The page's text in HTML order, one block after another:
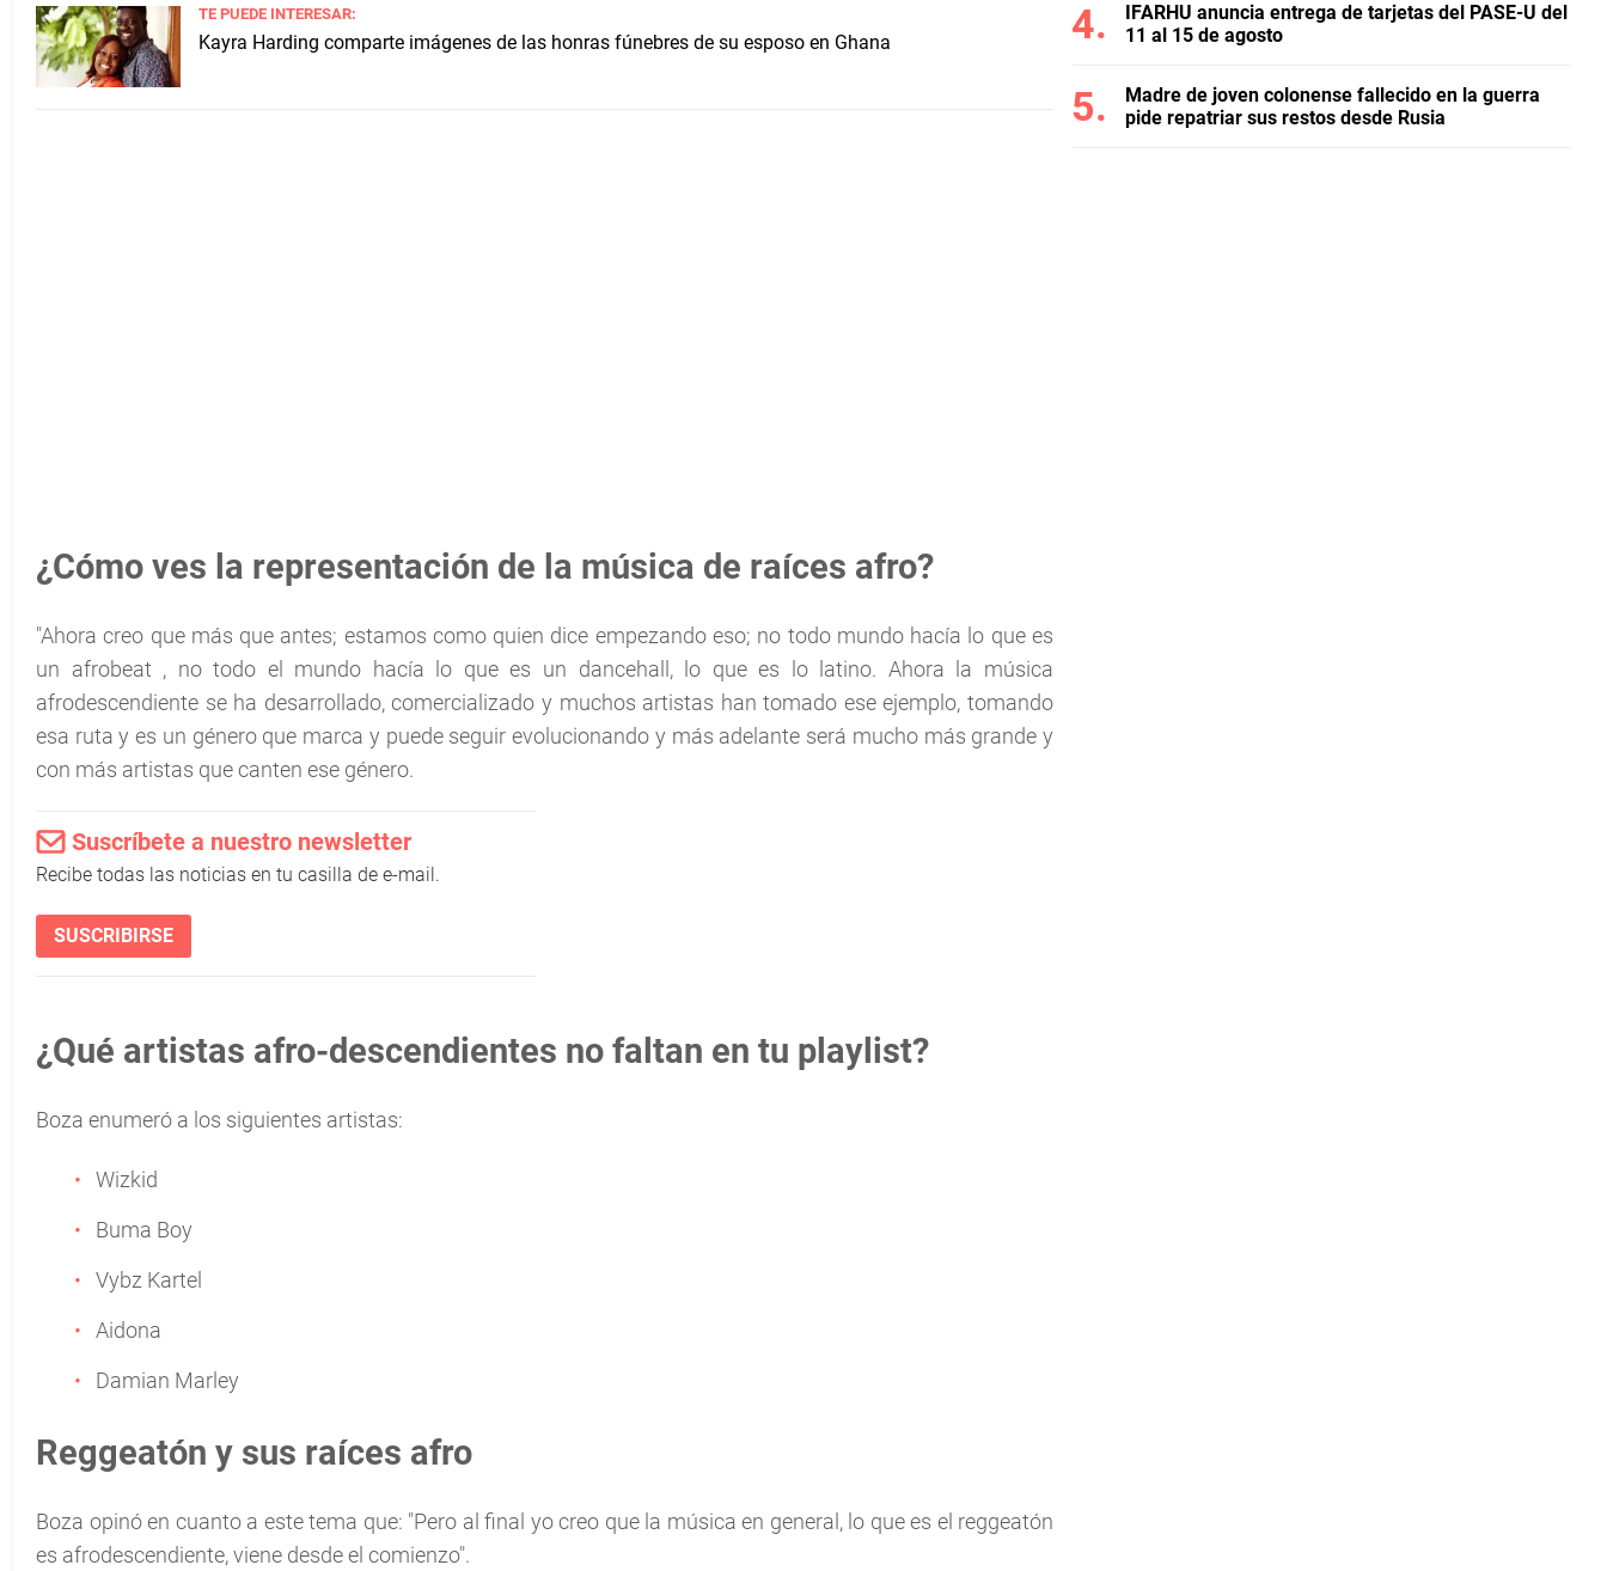
TE PUEDE INTERESAR:
Kayra Harding comparte imágenes de las honras fúnebres de su esposo en Ghana
¿Cómo ves la representación de la música de raíces afro?
"Ahora creo que más que antes; estamos como quien dice empezando eso; no todo mundo hacía lo que es
un afrobeat , no todo el mundo hacía lo que es un dancehall, lo que es lo latino. Ahora la música
afrodescendiente se ha desarrollado, comercializado y muchos artistas han tomado ese ejemplo, tomando
esa ruta y es un género que marca y puede seguir evolucionando y más adelante será mucho más grande y
con más artistas que canten ese género.
Suscríbete a nuestro newsletter
Recibe todas las noticias en tu casilla de e-mail.
SUSCRIBIRSE
¿Qué artistas afro-descendientes no faltan en tu playlist?
Boza enumeró a los siguientes artistas:
Wizkid
Buma Boy
Vybz Kartel
Aidona
Damian Marley
Reggeatón y sus raíces afro
Boza opinó en cuanto a este tema que: "Pero al final yo creo que la música en general, lo que es el reggeatón
es afrodescendiente, viene desde el comienzo".
IFARHU anuncia entrega de tarjetas del PASE-U del
11 al 15 de agosto
Madre de joven colonense fallecido en la guerra
pide repatriar sus restos desde Rusia